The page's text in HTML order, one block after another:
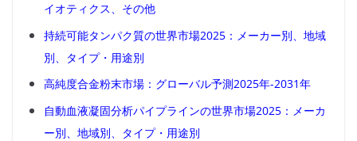
イオティクス、その他
持続可能タンパク質の世界市場2025：メーカー別、地域
別、タイプ・用途別
高純度合金粉末市場：グローバル予測2025年-2031年
自動血液凝固分析パイプラインの世界市場2025：メーカ
ー別、地域別、タイプ・用途別